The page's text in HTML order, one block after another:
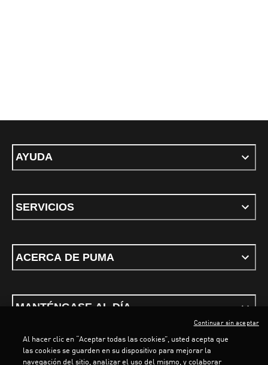
AYUDA
SERVICIOS
ACERCA DE PUMA
MANTÉNGASE AL DÍA
Al hacer clic en “Aceptar todas las cookies”, usted acepta que
las cookies se guarden en su dispositivo para mejorar la
navegación del sitio, analizar el uso del mismo, y colaborar
Continuar sin aceptar